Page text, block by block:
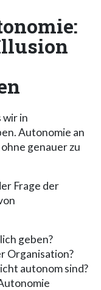
wir in
Autonomie an
genauer zu
Frage der
geben?
Organisation?
autonom sind?